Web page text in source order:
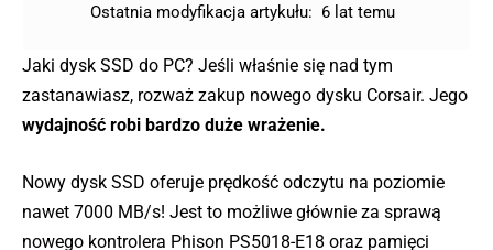
Ostatnia modyfikacja artykułu: 6 lat temu
Jaki dysk SSD do PC? Jeśli właśnie się nad tym
zastanawiasz, rozważ zakup nowego dysku Corsair. Jego
wydajność robi bardzo duże wrażenie.
Nowy dysk SSD oferuje prędkość odczytu na poziomie
nawet 7000 MB/s! Jest to możliwe głównie za sprawą
nowego kontrolera Phison PS5018-E18 oraz pamięci